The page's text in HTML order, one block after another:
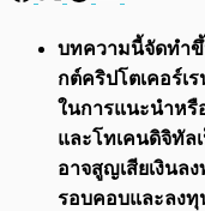
พร้อมเล่น
บทความนี้จัดทำขึ้
กต์คริปโตเคอร์เ
ในการแนะนำหรื
และโทเคนดิจิทัล
อาจสูญเสียเงินล
รอบคอบและลงทุ